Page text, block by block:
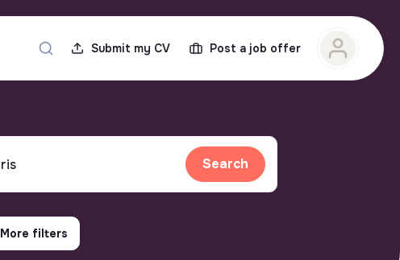
Submit my CV Post a job offer
Search
More filters